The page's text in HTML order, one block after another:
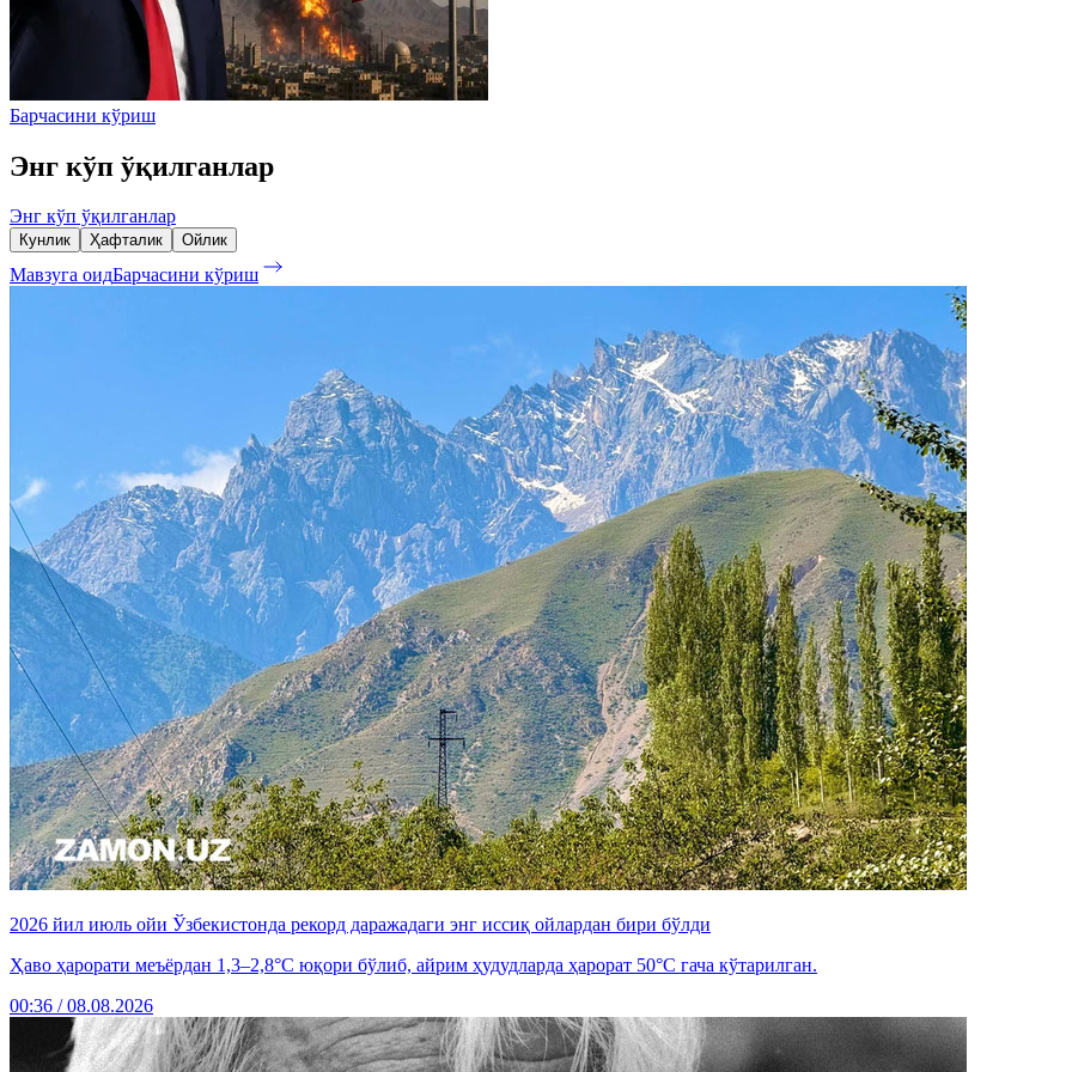
Барчасини кўриш
Энг кўп ўқилганлар
Энг кўп ўқилганлар
Кунлик Ҳафталик Ойлик
Мавзуга оидБарчасини кўриш
2026 йил июль ойи Ўзбекистонда рекорд даражадаги энг иссиқ ойлардан бири бўлди
Ҳаво ҳарорати меъёрдан 1,3–2,8°C юқори бўлиб, айрим ҳудудларда ҳарорат 50°C гача кўтарилган.
00:36 / 08.08.2026